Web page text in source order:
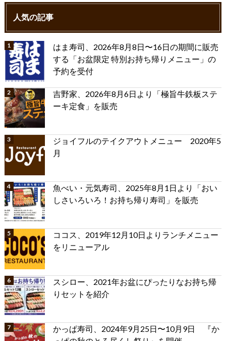
人気の記事
はま寿司、2026年8月8日〜16日の期間に販売
する「お盆限定 特別お持ち帰りメニュー」の
予約を受付
吉野家、2026年8月6日より「極旨牛鉄板ステ
ーキ定食」を販売
ジョイフルのテイクアウトメニュー 2020年5
月
魚べい・元気寿司、2025年8月1日より「おい
しさいろいろ！お持ち帰り寿司」を販売
ココス、2019年12月10日よりランチメニュー
をリニューアル
スシロー、2021年お盆にぴったりなお持ち帰
りセットを紹介
かっぱ寿司、2024年9月25日〜10月9日 『か